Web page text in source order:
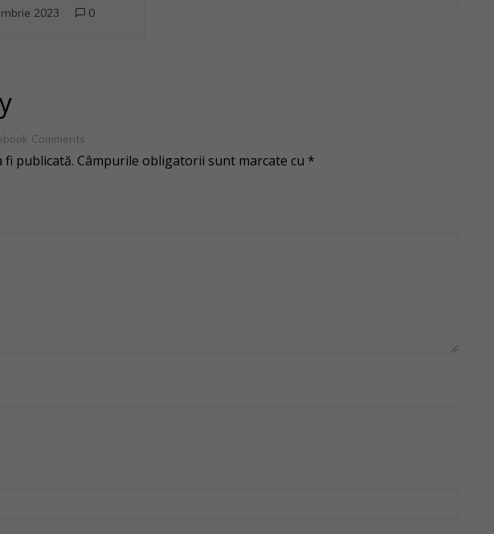
2023 0
Comments
fi publicată. Câmpurile obligatorii sunt marcate cu *